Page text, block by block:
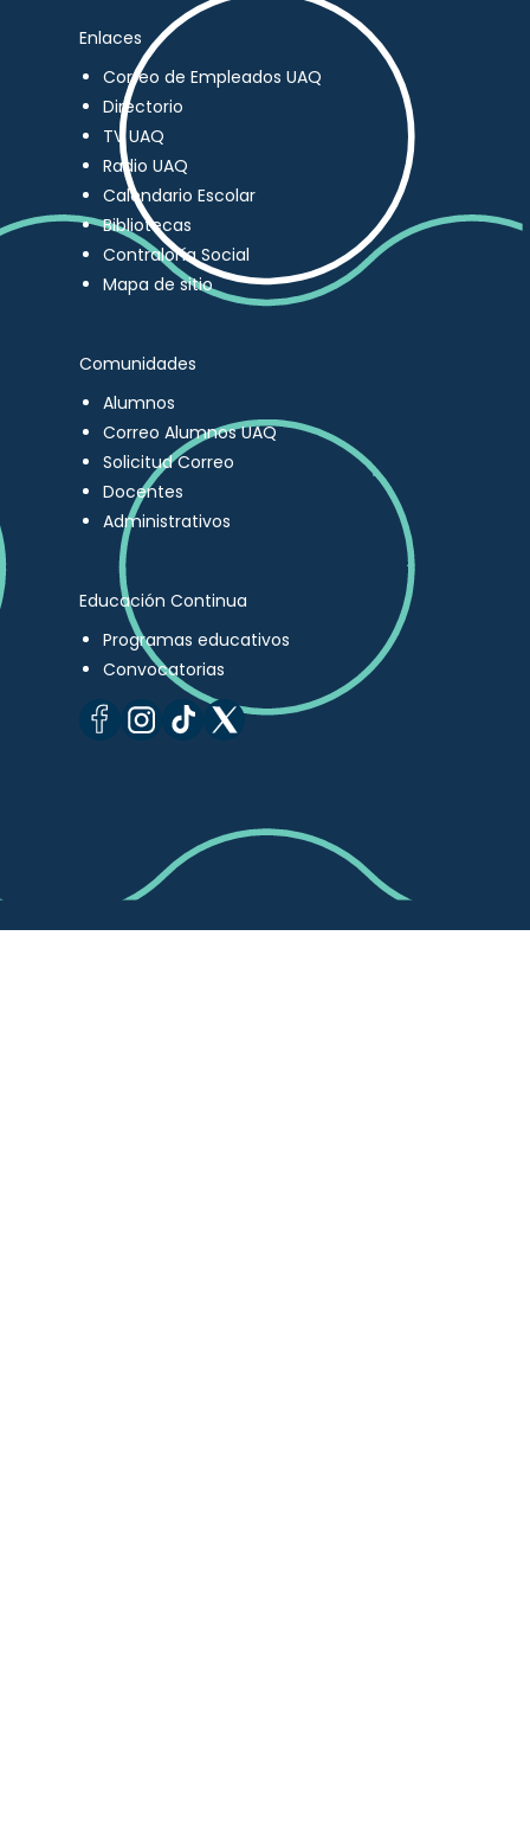
Enlaces
Correo de Empleados UAQ
Directorio
TV UAQ
Radio UAQ
Calendario Escolar
Bibliotecas
Contraloría Social
Mapa de sitio
Comunidades
Alumnos
Correo Alumnos UAQ
Solicitud Correo
Docentes
Administrativos
Educación Continua
Programas educativos
Convocatorias